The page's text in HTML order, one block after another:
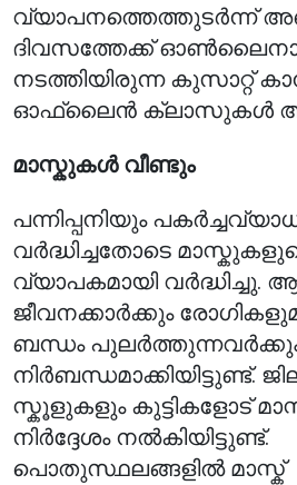
വ്യാപനത്തെത്തുടർന്ന്
ദിവസത്തേക്ക്
നടത്തിയിരുന്ന കുസാറ്റ്
ഓഫ്‌ലൈൻ ക്ലാസുകൾ
മാസ്കുകൾ വീണ്ടും
പന്നിപ്പനിയും
വർദ്ധിച്ചതോടെ
വ്യാപകമായി വർദ്ധിച്ചു.
ജീവനക്കാർക്കും
ബന്ധം
നിർബന്ധമാക്കിയിട്ടുണ്ട്.
സ്കൂളുകളും കുട്ടികളോട്
നിർദ്ദേശം നൽകിയിട്ടുണ്ട്.
പൊതുസ്ഥലങ്ങളിൽ മാസ്ക്